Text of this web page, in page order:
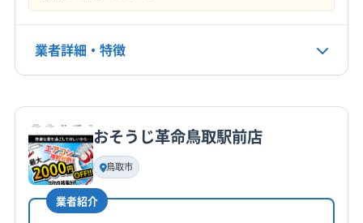
業者詳細・特徴
基本情報
代表者名
平川昭二
所在地
おそうじ革命鳥取駅前店
鳥取市
業者紹介